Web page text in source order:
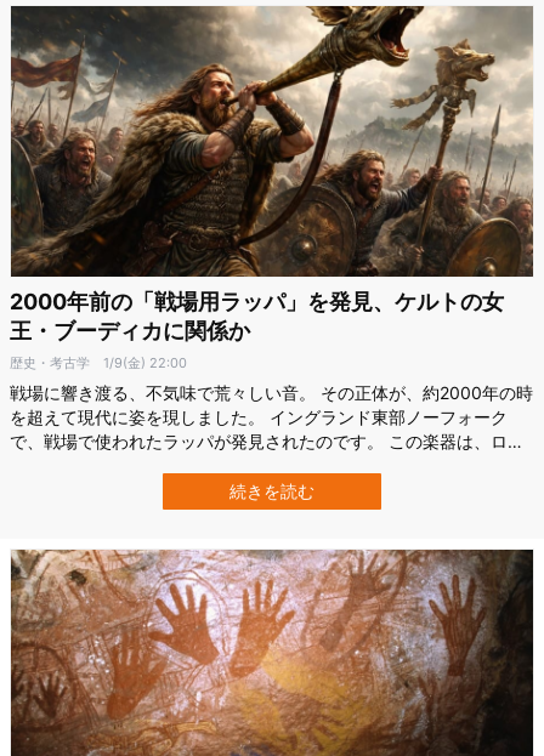
2000年前の「戦場用ラッパ」を発見、ケルトの女
王・ブーディカに関係か
歴史・考古学 1/9(金) 22:00
戦場に響き渡る、不気味で荒々しい音。 その正体が、約2000年の時
を超えて現代に姿を現しました。 イングランド東部ノーフォーク
で、戦場で使われたラッパが発見されたのです。 この楽器は、ロー
性があり、考古学界でも大きな注目を集めています。 戦場の楽器
「カルニクス」とは 【実際に発見されたラッパの画像がこちら】 今
続きを読む